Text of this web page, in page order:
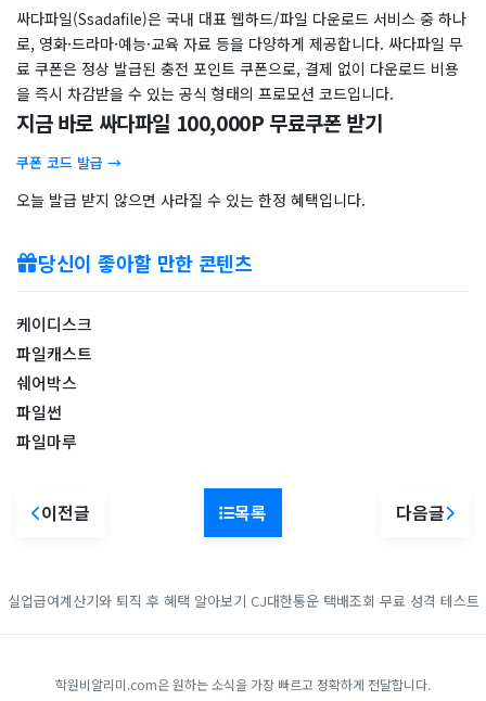
싸다파일(Ssadafile)은 국내 대표 웹하드/파일 다운로드 서비스 중 하나
로, 영화·드라마·예능·교육 자료 등을 다양하게 제공합니다. 싸다파일 무
료 쿠폰은 정상 발급된 충전 포인트 쿠폰으로, 결제 없이 다운로드 비용
을 즉시 차감받을 수 있는 공식 형태의 프로모션 코드입니다.
지금 바로 싸다파일 100,000P 무료쿠폰 받기
쿠폰 코드 발급 →
오늘 발급 받지 않으면 사라질 수 있는 한정 혜택입니다.
당신이 좋아할 만한 콘텐츠
케이디스크
파일캐스트
쉐어박스
파일썬
파일마루
이전글 목록 다음글
실업급여계산기와 퇴직 후 혜택 알아보기 CJ대한통운 택배조회 무료 성격 테스트
학원비알리미.com은 원하는 소식을 가장 빠르고 정확하게 전달합니다.